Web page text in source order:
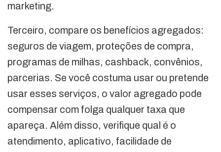
marketing.
Terceiro, compare os benefícios agregados:
seguros de viagem, proteções de compra,
programas de milhas, cashback, convênios,
parcerias. Se você costuma usar ou pretende
usar esses serviços, o valor agregado pode
compensar com folga qualquer taxa que
apareça. Além disso, verifique qual é o
atendimento, aplicativo, facilidade de